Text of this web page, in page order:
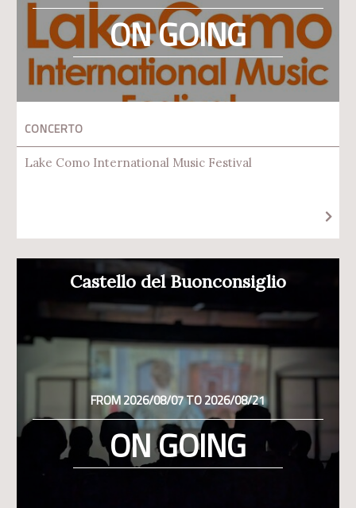
ON GOING
CONCERTO
Lake Como International Music Festival
Castello del Buonconsiglio
FROM 2026/08/07 TO 2026/08/21
ON GOING